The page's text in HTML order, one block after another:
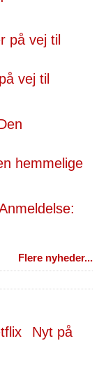
vej til
hemmelige
Flere nyheder...
Nyt på